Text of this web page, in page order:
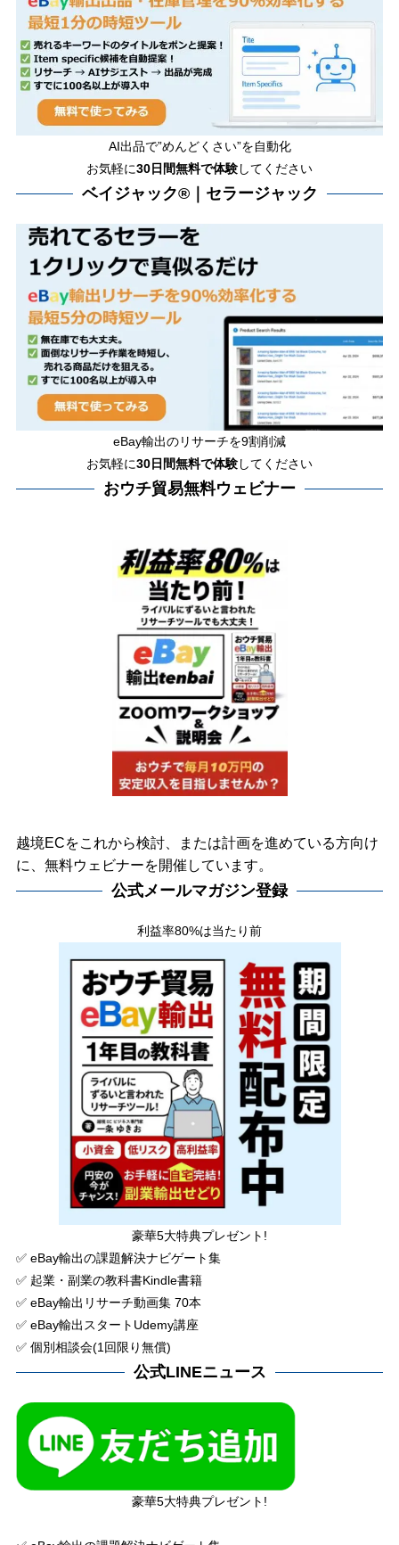
AI出品で”めんどくさい”を自動化
お気軽に30日間無料で体験してください
ベイジャック®｜セラージャック
eBay輸出のリサーチを9割削減
お気軽に30日間無料で体験してください
おウチ貿易無料ウェビナー
越境ECをこれから検討、または計画を進めている方向け
に、無料ウェビナーを開催しています。
公式メールマガジン登録
利益率80%は当たり前
豪華5大特典プレゼント!
✅ eBay輸出の課題解決ナビゲート集
✅ 起業・副業の教科書Kindle書籍
✅ eBay輸出リサーチ動画集 70本
✅ eBay輸出スタートUdemy講座
✅ 個別相談会(1回限り無償)
公式LINEニュース
豪華5大特典プレゼント!